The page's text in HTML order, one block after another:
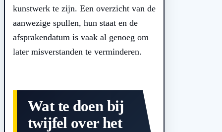
kunstwerk te zijn. Een overzicht van de
aanwezige spullen, hun staat en de
afsprakendatum is vaak al genoeg om
later misverstanden te verminderen.
Wat te doen bij
twijfel over het